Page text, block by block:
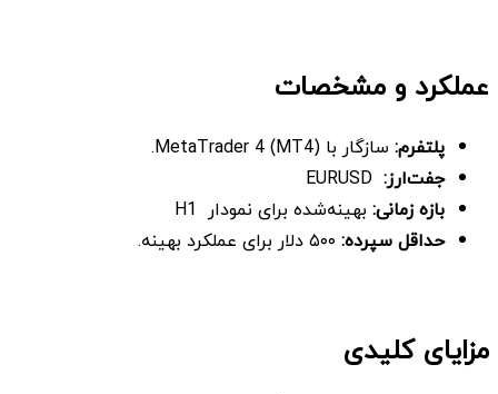
عملکرد و مشخصات
پلتفرم: سازگار با MetaTrader 4 (MT4).
جفت‌ارز:
بازه زمانی: بهینه‌شده برای نمودار H1
حداقل سپرده:
مزایای کلیدی